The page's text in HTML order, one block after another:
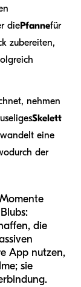
diePfannefür
zubereiten,
nehmen
Skelett
eine
der
die
App nutzen,
sie